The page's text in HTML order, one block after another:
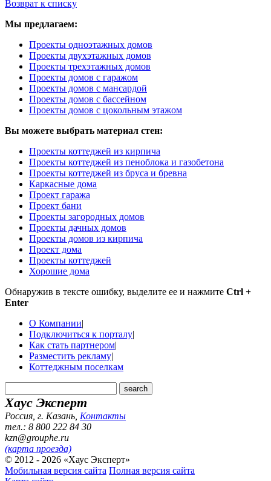
Возврат к списку
Мы предлагаем:
Проекты одноэтажных домов
Проекты двухэтажных домов
Проекты трехэтажных домов
Проекты домов с гаражом
Проекты домов с мансардой
Проекты домов с бассейном
Проекты домов с цокольным этажом
Вы можете выбрать материал стен:
Проекты коттеджей из кирпича
Проекты коттеджей из пеноблока и газобетона
Проекты коттеджей из бруса и бревна
Каркасные дома
Проект гаража
Проект бани
Проекты загородных домов
Проекты дачных домов
Проекты домов из кирпича
Проект дома
Проекты коттеджей
Хорошие дома
Обнаружив в тексте ошибку, выделите ее и нажмите Ctrl +
Enter
О Компании|
Подключиться к порталу|
Как стать партнером|
Разместить рекламу|
Коттеджным поселкам
Хаус Эксперт
Россия, г. Казань Контакты
тел.: 8 800 222 84 30
kzn@grouphe.ru
(карта проезда)
© 2012 - 2026 «Хаус Эксперт»
Мобильная версия сайта Полная версия сайта